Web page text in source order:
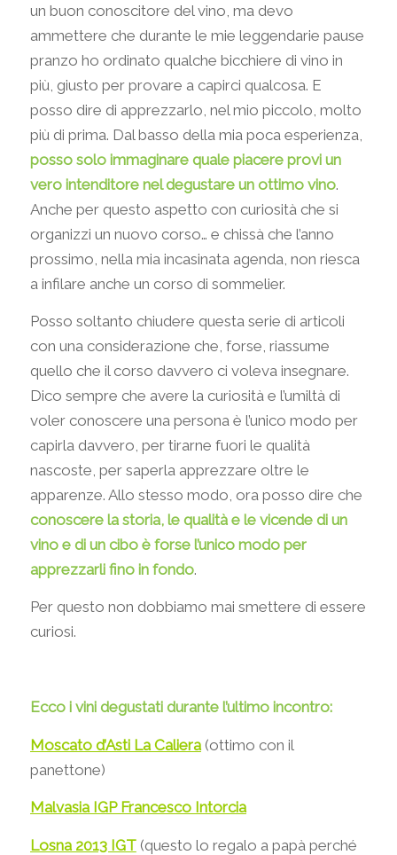
un buon conoscitore del vino, ma devo
ammettere che durante le mie leggendarie pause
pranzo ho ordinato qualche bicchiere di vino in
più, giusto per provare a capirci qualcosa. E
posso dire di apprezzarlo, nel mio piccolo, molto
più di prima. Dal basso della mia poca esperienza,
posso solo immaginare quale piacere provi un
vero intenditore nel degustare un ottimo vino.
Anche per questo aspetto con curiosità che si
organizzi un nuovo corso… e chissà che l’anno
prossimo, nella mia incasinata agenda, non riesca
a infilare anche un corso di sommelier.
Posso soltanto chiudere questa serie di articoli
con una considerazione che, forse, riassume
quello che il corso davvero ci voleva insegnare.
Dico sempre che avere la curiosità e l’umiltà di
voler conoscere una persona è l’unico modo per
capirla davvero, per tirarne fuori le qualità
nascoste, per saperla apprezzare oltre le
apparenze. Allo stesso modo, ora posso dire che
conoscere la storia, le qualità e le vicende di un
vino e di un cibo è forse l’unico modo per
apprezzarli fino in fondo.
Per questo non dobbiamo mai smettere di essere
curiosi.
Ecco i vini degustati durante l’ultimo incontro:
Moscato d’Asti La Caliera(ottimo con il
panettone)
Malvasia IGP Francesco Intorcia
Losna 2013 IGT(questo lo regalo a papà perché